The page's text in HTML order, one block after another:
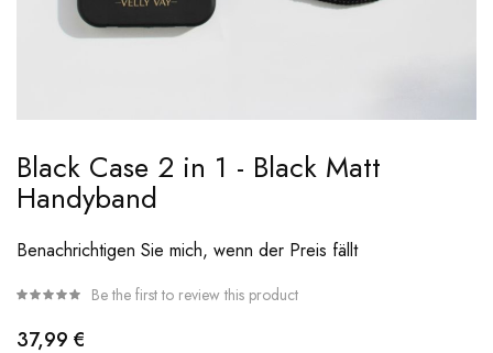
to
the
beginning
the
images
Black Case 2 in 1 - Black Matt
Handyband
Benachrichtigen Sie mich, wenn der Preis fällt
37,99 €
Be the first to review this product